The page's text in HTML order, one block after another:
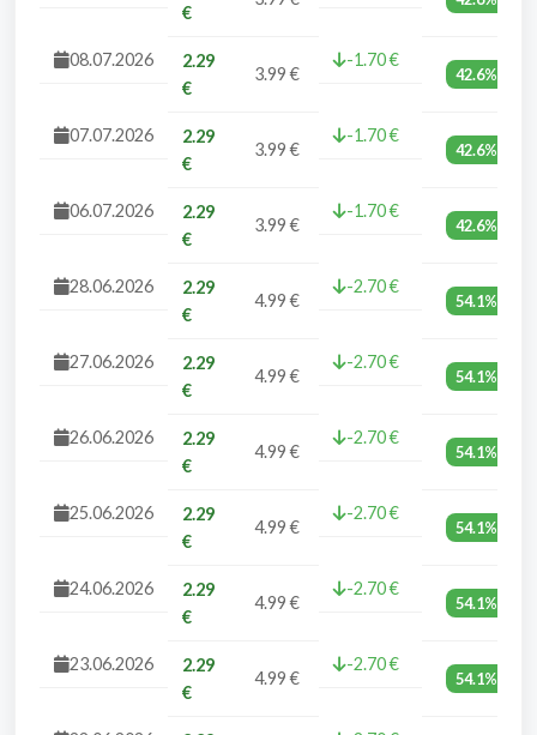
€
08.07.2026
2.29
€
3.99 €
-1.70 €
42.6%
07.07.2026
2.29
€
3.99 €
-1.70 €
42.6%
06.07.2026
2.29
€
3.99 €
-1.70 €
42.6%
28.06.2026
2.29
€
4.99 €
-2.70 €
54.1%
27.06.2026
2.29
€
4.99 €
-2.70 €
54.1%
26.06.2026
2.29
€
4.99 €
-2.70 €
54.1%
25.06.2026
2.29
€
4.99 €
-2.70 €
54.1%
24.06.2026
2.29
€
4.99 €
-2.70 €
54.1%
23.06.2026
2.29
€
4.99 €
-2.70 €
54.1%